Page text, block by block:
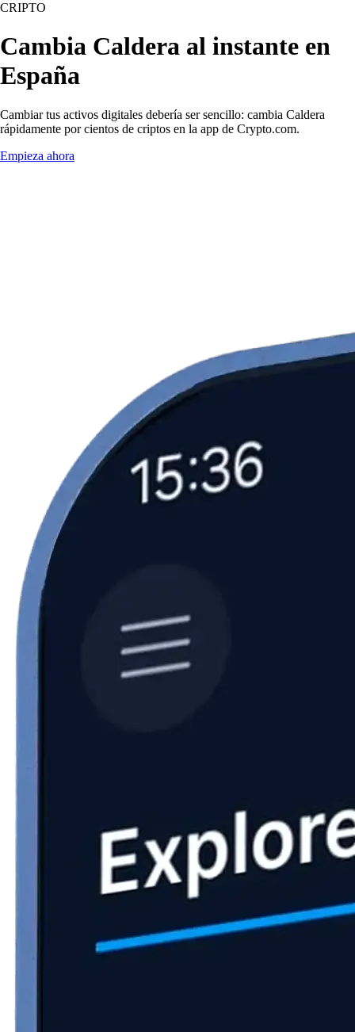
CRIPTO
Cambia Caldera al instante en
España
Cambiar tus activos digitales debería ser sencillo: cambia Caldera
rápidamente por cientos de criptos en la app de Crypto.com.
Empieza ahora